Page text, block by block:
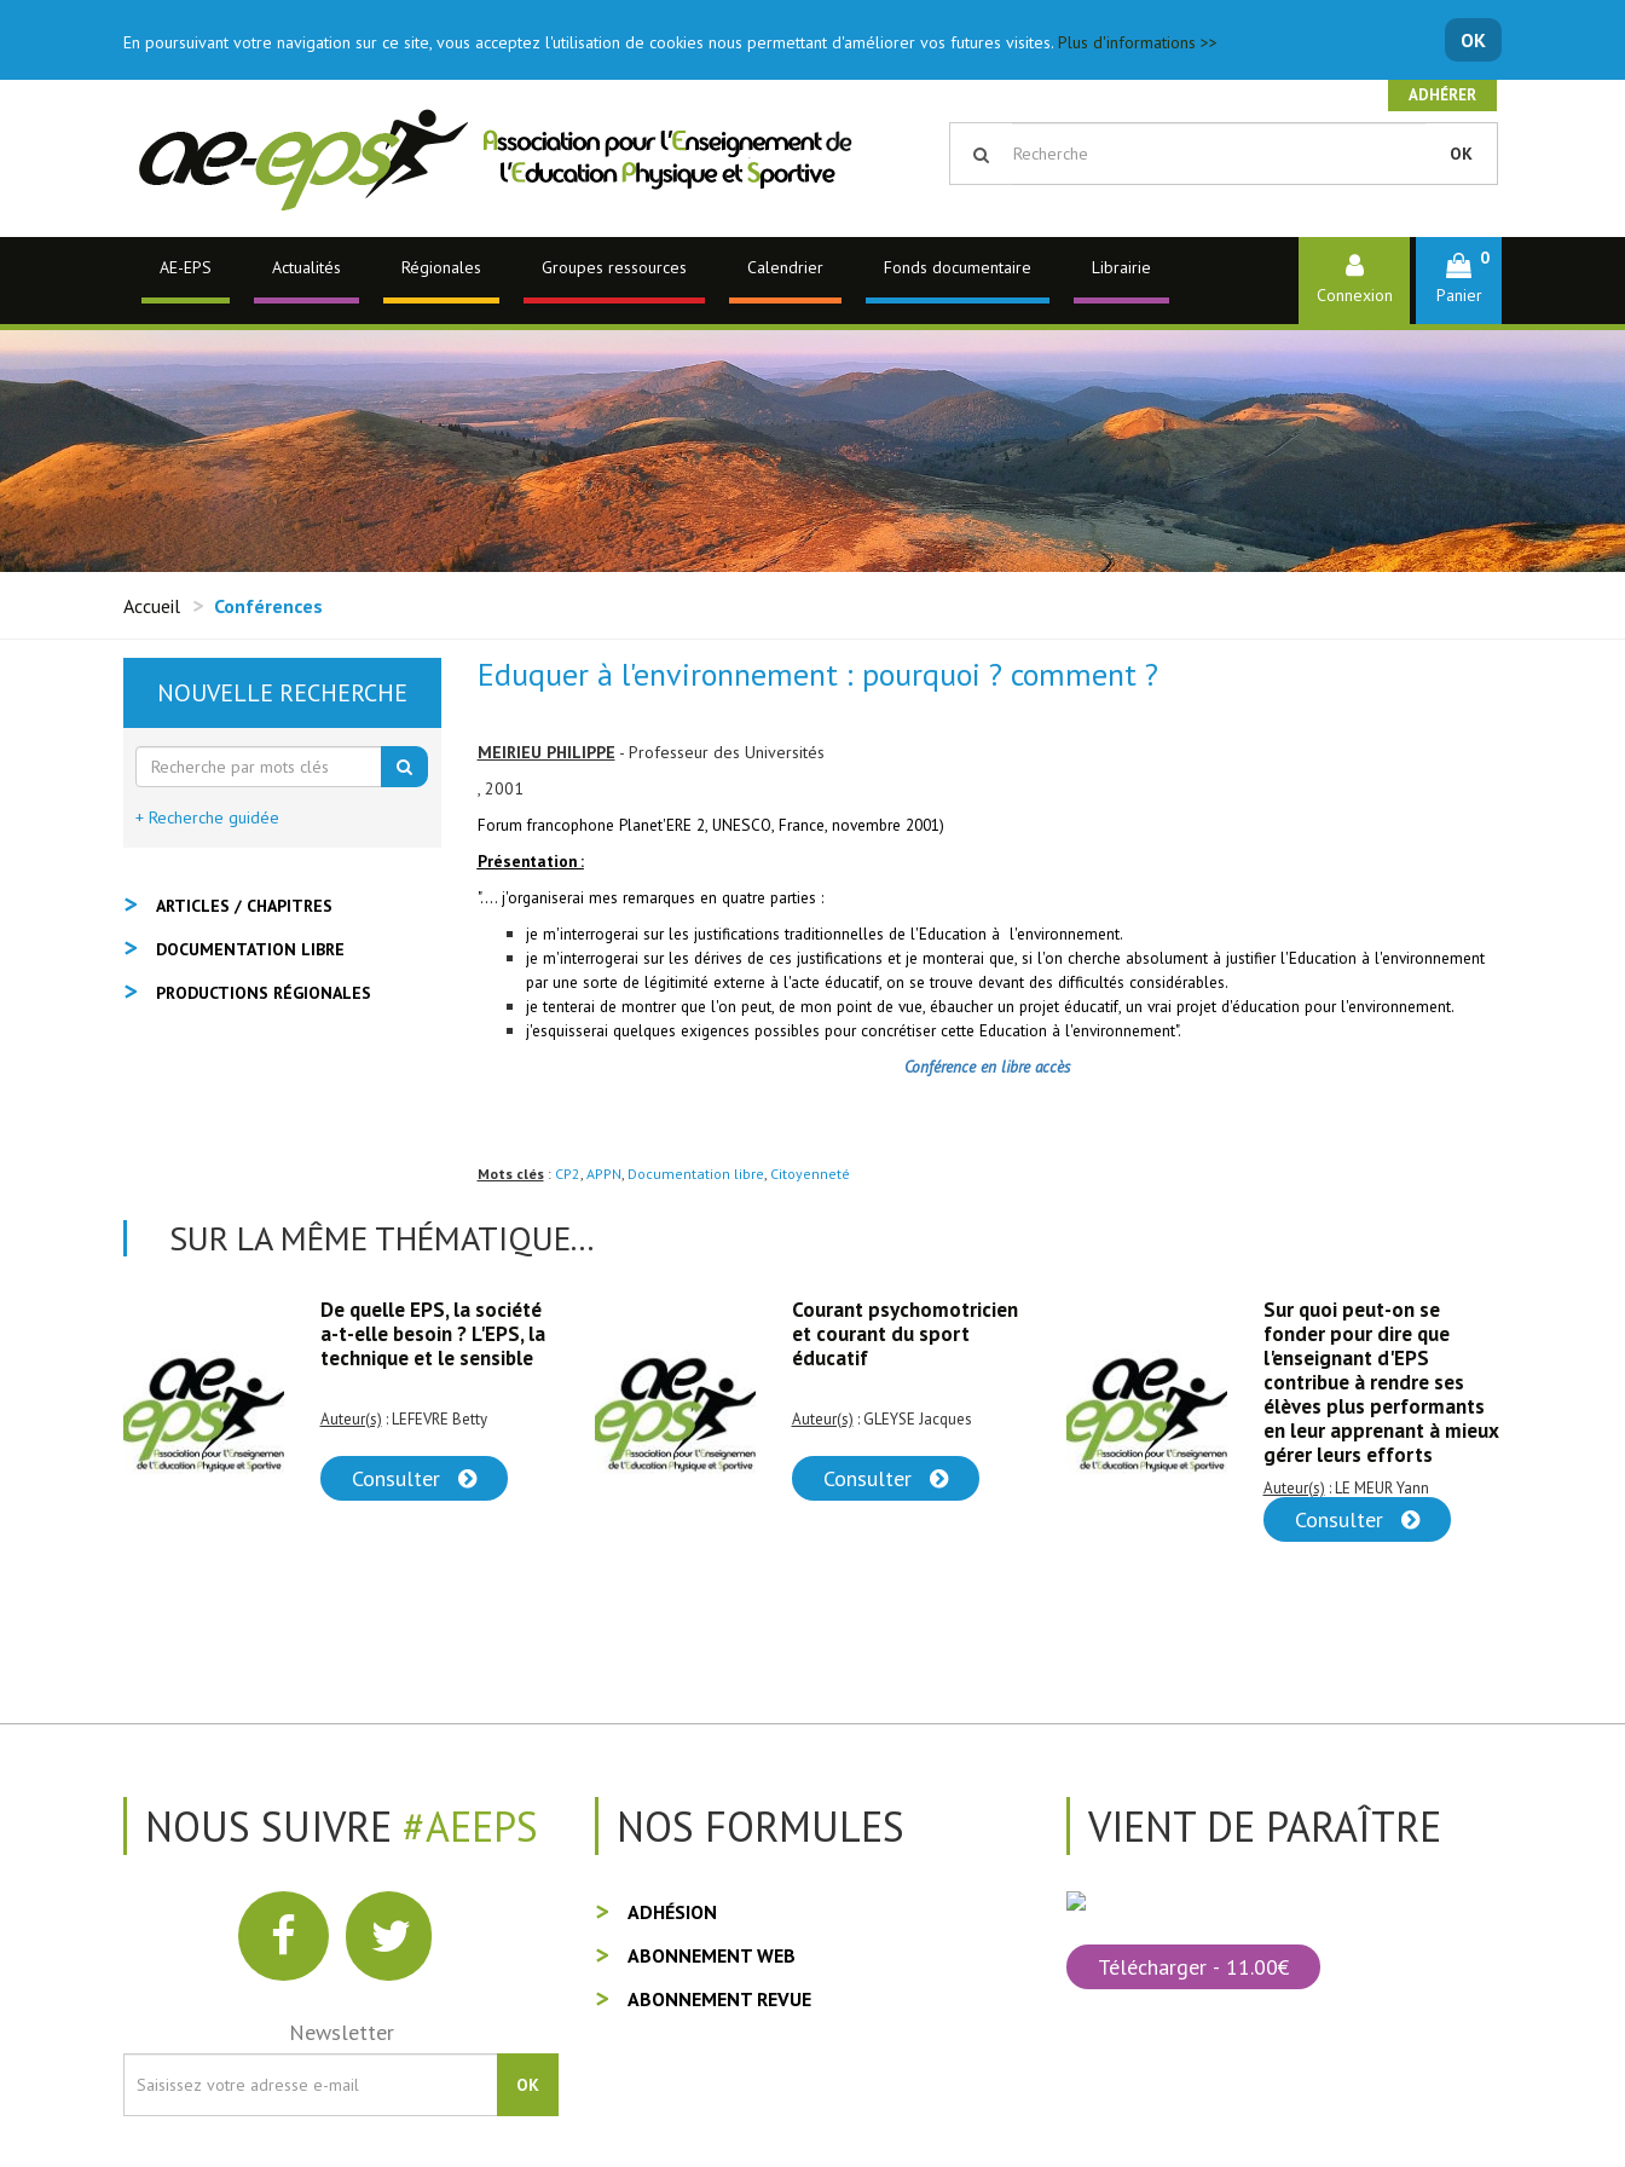
En poursuivant votre navigation sur ce site, vous acceptez l'utilisation de cookies nous permettant d'améliorer vos futures visites. Plus d'informations >> OK
ADHÉRER
OK
AE-EPS Actualités Régionales Groupes ressources Calendrier Fonds documentaire
Librairie
Connexion
0
Panier
Accueil Conférences
Eduquer à l'environnement : pourquoi ? comment ?
MEIRIEU PHILIPPE - Professeur des Universités
, 2001
Forum francophone Planet'ERE 2, UNESCO, France, novembre 2001)
Présentation:
".... j'organiserai mes remarques en quatre parties :
je m'interrogerai sur les justifications traditionnelles de l'Education à l'environnement.
je m'interrogerai sur les dérives de ces justifications et je monterai que, si l'on cherche absolument à justifier l'Education à l'environnement
par une sorte de légitimité externe à l'acte éducatif, on se trouve devant des difficultés considérables.
je tenterai de montrer que l'on peut, de mon point de vue, ébaucher un projet éducatif, un vrai projet d'éducation pour l'environnement.
j'esquisserai quelques exigences possibles pour concrétiser cette Education à l'environnement".
Conférence en libre accès
Mots clés: CP2, APPN, Documentation libre, Citoyenneté
NOUVELLE RECHERCHE
+ Recherche guidée
ARTICLES / CHAPITRES
DOCUMENTATION LIBRE
PRODUCTIONS RÉGIONALES
SUR LA MÊME THÉMATIQUE...
De quelle EPS, la société
a-t-elle besoin ? L'EPS, la
technique et le sensible
Auteur(s) : LEFEVRE Betty
Consulter
Courant psychomotricien
et courant du sport
éducatif
Auteur(s) : GLEYSE Jacques
Consulter
Sur quoi peut-on se
fonder pour dire que
l'enseignant d'EPS
contribue à rendre ses
élèves plus performants
en leur apprenant à mieux
gérer leurs efforts
Auteur(s) : LE MEUR Yann
Consulter
NOUS SUIVRE #AEEPS
Newsletter
OK
NOS FORMULES
ADHÉSION
ABONNEMENT WEB
ABONNEMENT REVUE
VIENT DE PARAÎTRE
Télécharger - 11.00€